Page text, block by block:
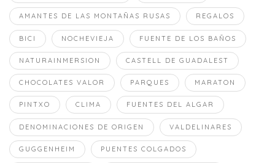
AMANTES DE LAS MONTAÑAS RUSAS REGALOS
BICI NOCHEVIEJA FUENTE DE LOS BAÑOS
NATURAINMERSION CASTELL DE GUADALEST
CHOCOLATES VALOR PARQUES MARATON
PINTXO CLIMA FUENTES DEL ALGAR
DENOMINACIONES DE ORIGEN VALDELINARES
GUGGENHEIM PUENTES COLGADOS